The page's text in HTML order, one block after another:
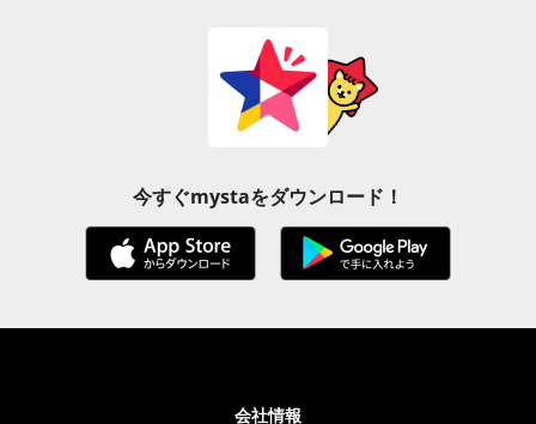
今すぐmystaをダウンロード！
会社情報